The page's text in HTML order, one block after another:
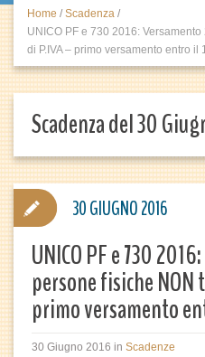
Home / Scadenza /
UNICO PF e 730 2016:
di P.IVA – primo versamento entro il
Scadenza del 30
UNICO PF e 730
persone fisiche
primo versamento
30 Giugno 2016 in Scadenze
30 GIUGNO 2016